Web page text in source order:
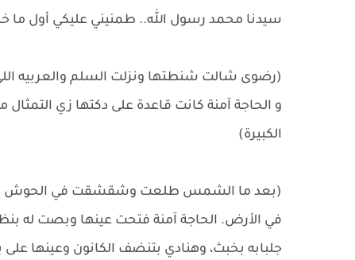
سيدنا محمد رسول الله.. طمنيني عليكي أول
(رضوى شالت شنطتها ونزلت السلم والعربيه
و الحاجة آمنة كانت قاعدة على دكتها زي
الكبيرة)
(بعد ما الشمس طلعت وشقشقت في الحوش نزل
في الأرض. الحاجة آمنة فتحت عينها وبصت له
جلبابه بخبث، وهنادي بتنضف الكانون وعينها على